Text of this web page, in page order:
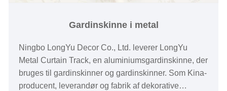
Gardinskinne i metal
Ningbo LongYu Decor Co., Ltd. leverer LongYu
Metal Curtain Track, en aluminiumsgardinskinne, der
bruges til gardinskinner og gardinskinner. Som Kina-
producent, leverandør og fabrik af dekorative